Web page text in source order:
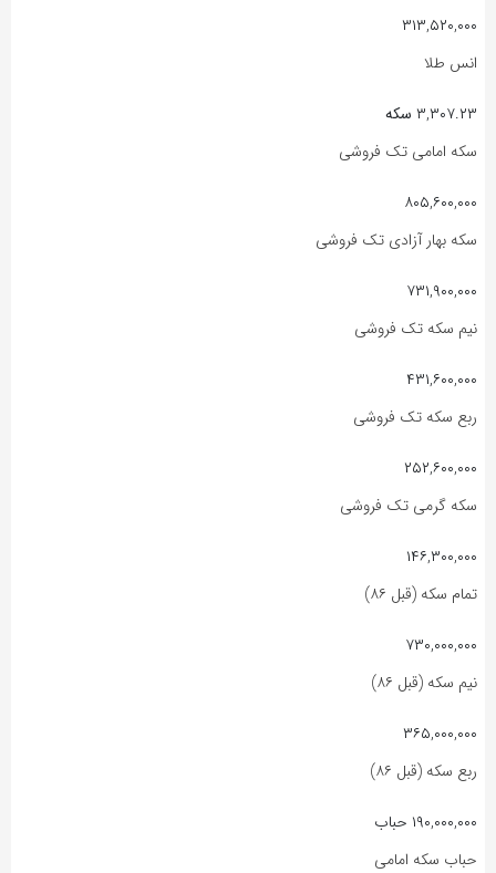
۳۱۳,۵۲۰,۰۰۰
انس طلا
۳,۳۰۷.۲۳ سکه
سکه امامی تک فروشی
۸۰۵,۶۰۰,۰۰۰
سکه بهار آزادی تک فروشی
۷۳۱,۹۰۰,۰۰۰
نیم سکه تک فروشی
۴۳۱,۶۰۰,۰۰۰
ربع سکه تک فروشی
۲۵۲,۶۰۰,۰۰۰
سکه گرمی تک فروشی
۱۴۶,۳۰۰,۰۰۰
تمام سکه (قبل ۸۶)
۷۳۰,۰۰۰,۰۰۰
نیم سکه (قبل ۸۶)
۳۶۵,۰۰۰,۰۰۰
ربع سکه (قبل ۸۶)
۱۹۰,۰۰۰,۰۰۰ حباب
حباب سکه امامی